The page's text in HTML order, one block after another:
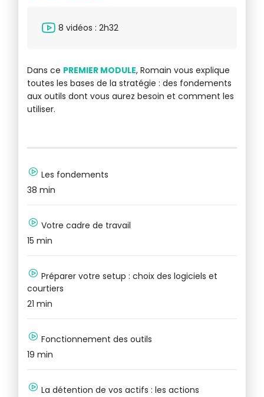
8 vidéos : 2h32
Dans ce PREMIER MODULE, Romain vous explique
toutes les bases de la stratégie : des fondements
aux outils dont vous aurez besoin et comment les
utiliser.
Les fondements
38 min
Votre cadre de travail
15 min
Préparer votre setup : choix des logiciels et
courtiers
21 min
Fonctionnement des outils
19 min
La détention de vos actifs : les actions